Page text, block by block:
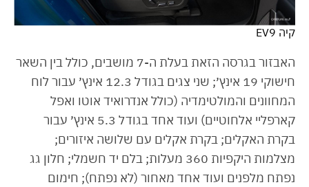
קיה EV9
האבזור בגרסה הזאת בעלת ה-7 מושבים, כולל בין השאר
חישוקי 19 אינץ׳; שני צגים בגודל 12.3 אינץ׳ עבור לוח
המחוונים והמולטימדיה (כולל אנדרואיד אוטו ואפל
קארפליי אלחוטיים) ועוד אחד בגודל 5.3 אינץ׳ עבור
בקרת האקלים; בקרת אקלים עם שלושה איזורים;
מצלמות היקפיות 360 מעלות; בלם יד חשמלי; חלון גג
נפתח מלפנים ועוד אחד מאחור (לא נפתח); חימום